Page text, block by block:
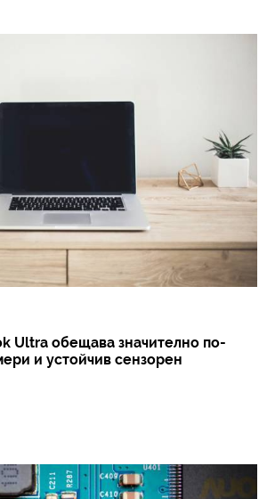
Ultra обещава значително по-
и устойчив сензорен